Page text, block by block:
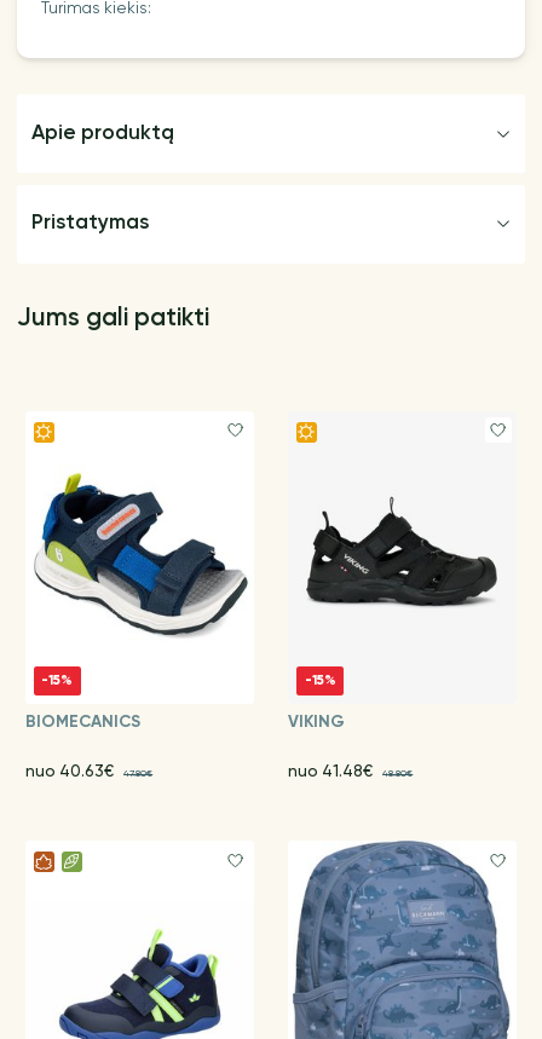
Turimas kiekis:
Apie produktą
Pristatymas
Jums gali patikti
-15%
BIOMECANICS
nuo 40.63€ 47.80€
-15%
VIKING
nuo 41.48€ 48.80€